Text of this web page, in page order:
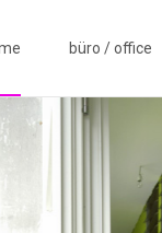
büro / office